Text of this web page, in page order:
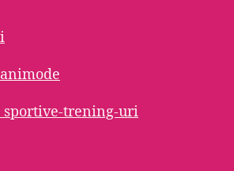
sportive-trening-uri